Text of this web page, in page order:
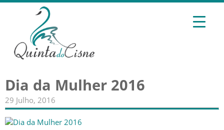
Dia da Mulher 2016
29 Julho, 2016